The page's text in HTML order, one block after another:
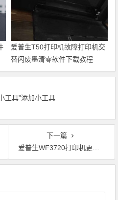
爱普生T50打印机故障打印机交
替闪废墨清零软件下载教程
工具”添加小工具
下一篇
爱普生WF3720打印机更新固件后墨盒不识别维修方法教程